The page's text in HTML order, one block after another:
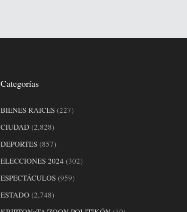
Categorías
BIENES RAICES(227)
CIUDAD(2,828)
DEPORTES(857)
ELECCIONES 2024 (302)
ESPECTÁCULOS(959)
ESTADO(2,748)